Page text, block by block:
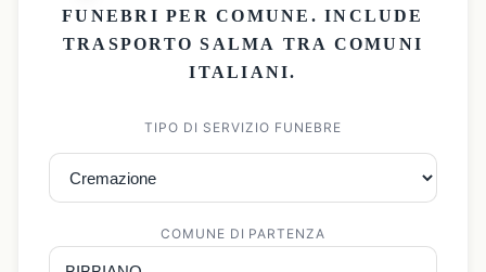
FUNEBRI PER COMUNE . INCLUDE
TRASPORTO SALMA TRA COMUNI
ITALIANI.
TIPO DI SERVIZIO FUNEBRE
COMUNE DI PARTENZA